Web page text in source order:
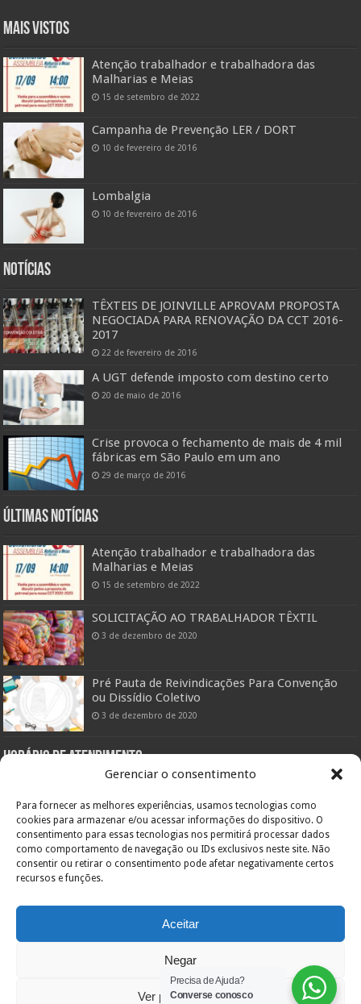
Gerenciar o consentimento
Para fornecer as melhores experiências, usamos tecnologias como
cookies para armazenar e/ou acessar informações do dispositivo. O
consentimento para essas tecnologias nos permitirá processar dados
como comportamento de navegação ou IDs exclusivos neste site. Não
consentir ou retirar o consentimento pode afetar negativamente certos
recursos e funções.
Aceitar
Negar
Ver preferências
Mais vistos
Atenção trabalhador e trabalhadora das
Malharias e Meias
15 de setembro de 2022
Campanha de Prevenção LER / DORT
10 de fevereiro de 2016
Lombalgia
10 de fevereiro de 2016
Notícias
TÊXTEIS DE JOINVILLE APROVAM PROPOSTA
NEGOCIADA PARA RENOVAÇÃO DA CCT 2016-
2017
22 de fevereiro de 2016
A UGT defende imposto com destino certo
20 de maio de 2016
Crise provoca o fechamento de mais de 4 mil
fábricas em São Paulo em um ano
29 de março de 2016
Últimas Notícias
Atenção trabalhador e trabalhadora das
Malharias e Meias
15 de setembro de 2022
SOLICITAÇÃO AO TRABALHADOR TÊXTIL
3 de dezembro de 2020
Pré Pauta de Reivindicações Para Convenção
ou Dissídio Coletivo
3 de dezembro de 2020
Horário de atendimento:
De segunda a sexta das 08:00hs às 12:00hs e das 14:00 às 18:00hs
Pelo telefone (47) 3433-0660
Setor Assistencial:
De segunda a sexta das 08:00hs às 11:30hs e das 13:00hs às 19:00hs
Pelo telefone (47) 3422-0303
Endereço:
Bairro América – 89204-060
Joinville – SC
Precisa de Ajuda?
Converse conosco